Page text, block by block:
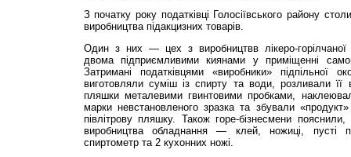
З початку року податківці Голосіївського району
виробництва підакцизних товарів.
Один з них — цех з виробництвв лікеро-горілчаної
двома підприємливими киянами у приміщенні
Затримані податківцями «виробники»
виготовляли суміш із спирту та води, розливали
пляшки металевими гвинтовими пробками,
марки невстановленого зразка та збували
півлітрову пляшку. Також горе-бізнесмени
виробництва обладнання — клей, ножиці, пусті
спиртометр та 2 кухонних ножі.